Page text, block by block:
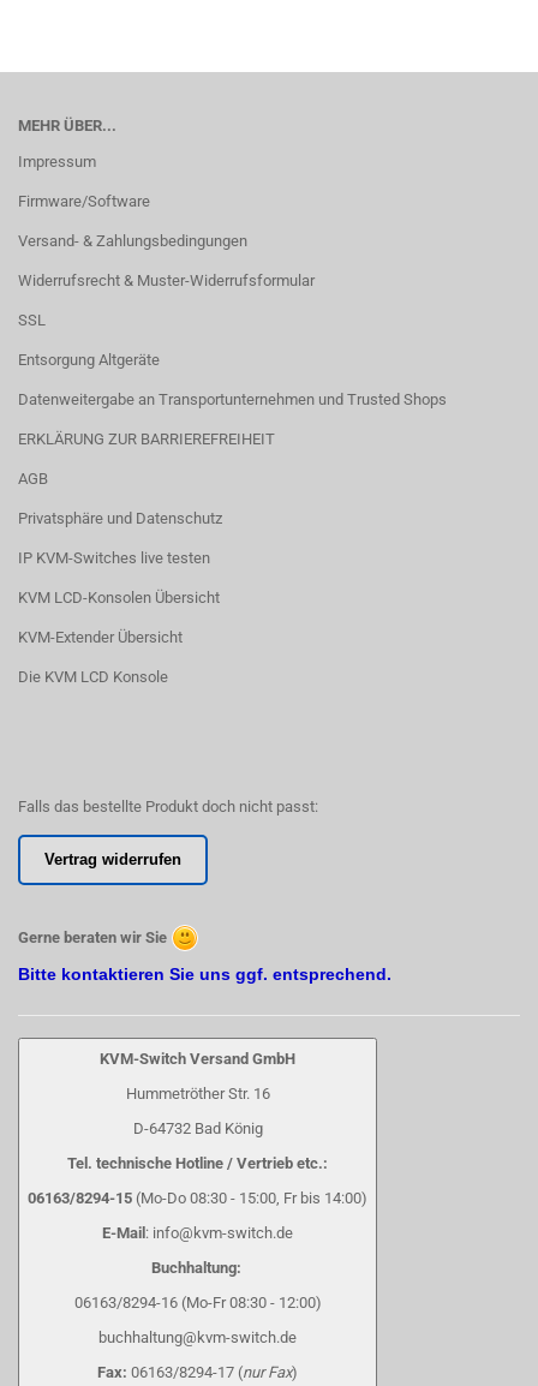
MEHR ÜBER...
Impressum
Firmware/Software
Versand- & Zahlungsbedingungen
Widerrufsrecht & Muster-Widerrufsformular
SSL
Entsorgung Altgeräte
Datenweitergabe an Transportunternehmen und Trusted Shops
ERKLÄRUNG ZUR BARRIEREFREIHEIT
AGB
Privatsphäre und Datenschutz
IP KVM-Switches live testen
KVM LCD-Konsolen Übersicht
KVM-Extender Übersicht
Die KVM LCD Konsole
Falls das bestellte Produkt doch nicht passt:
Vertrag widerrufen
Gerne beraten wir Sie
Bitte kontaktieren Sie uns ggf. entsprechend.
KVM-Switch Versand GmbH
Hummetröther Str. 16
D-64732 Bad König
Tel. technische Hotline / Vertrieb etc.:
06163/8294-15 (Mo-Do 08:30 - 15:00, Fr bis 14:00)
E-Mail : info@kvm-switch.de
Buchhaltung:
06163/8294-16 (Mo-Fr 08:30 - 12:00)
buchhaltung@kvm-switch.de
Fax: 06163/8294-17 (nur Fax)